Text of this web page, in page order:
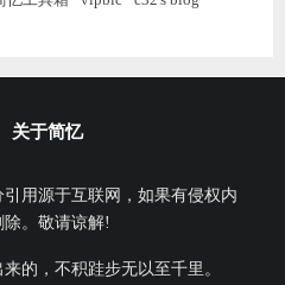
关于简忆
用源于互联网，如果有侵权内
。敬请谅解!
的，不积跬步无以至千里。